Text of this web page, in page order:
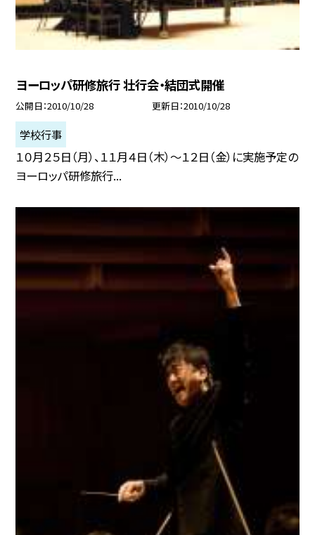
ヨーロッパ研修旅行 壮行会・結団式開催
公開日 2010/10/28 更新日 2010/10/28
学校行事
１０月２５日（月）、１１月４日（木）〜１２日（金）に実施予定の
ヨーロッパ研修旅行...